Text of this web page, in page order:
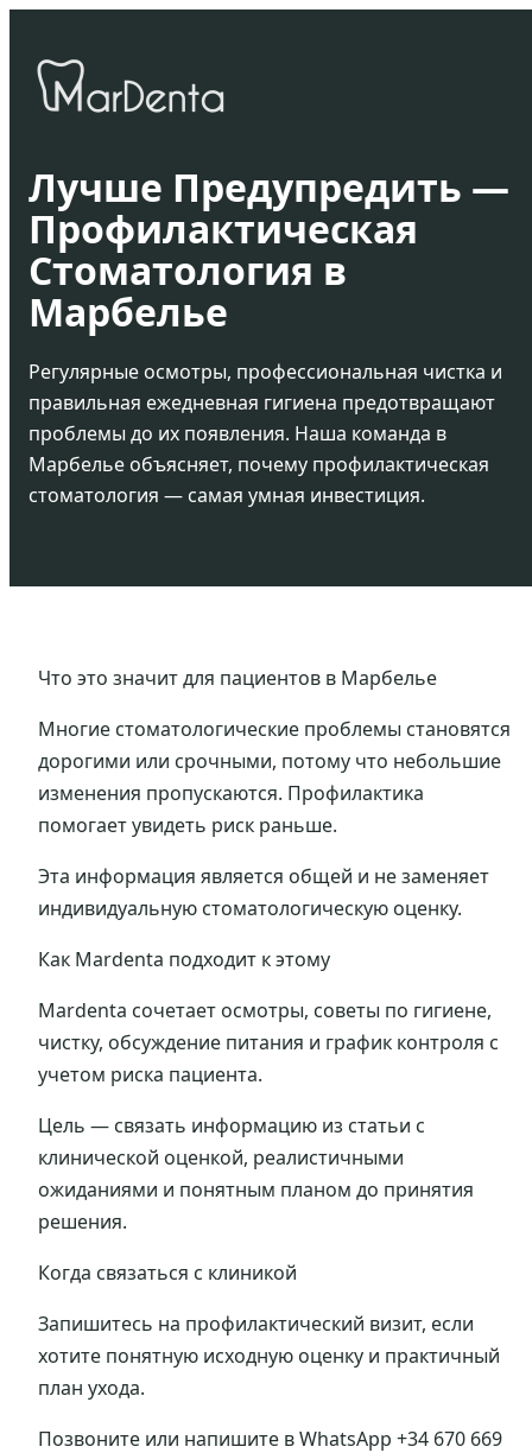
Лучше Предупредить —
Профилактическая
Стоматология в
Марбелье
Регулярные осмотры, профессиональная чистка и
правильная ежедневная гигиена предотвращают
проблемы до их появления. Наша команда в
Марбелье объясняет, почему профилактическая
стоматология — самая умная инвестиция.
Что это значит для пациентов в Марбелье
Многие стоматологические проблемы становятся
дорогими или срочными, потому что небольшие
изменения пропускаются. Профилактика
помогает увидеть риск раньше.
Эта информация является общей и не заменяет
индивидуальную стоматологическую оценку.
Как Mardenta подходит к этому
Mardenta сочетает осмотры, советы по гигиене,
чистку, обсуждение питания и график контроля с
учетом риска пациента.
Цель — связать информацию из статьи с
клинической оценкой, реалистичными
ожиданиями и понятным планом до принятия
решения.
Когда связаться с клиникой
Запишитесь на профилактический визит, если
хотите понятную исходную оценку и практичный
план ухода.
Позвоните или напишите в WhatsApp +34 670 669